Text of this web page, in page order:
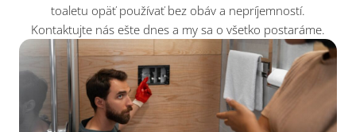
toaletu opäť používať bez obáv a nepríjemností.
Kontaktujte nás ešte dnes a my sa o všetko postaráme.